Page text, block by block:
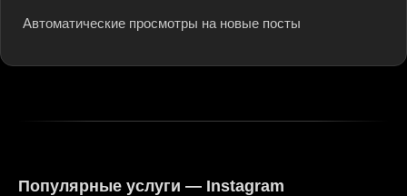
Автоматические просмотры на новые посты
Популярные услуги — Instagram